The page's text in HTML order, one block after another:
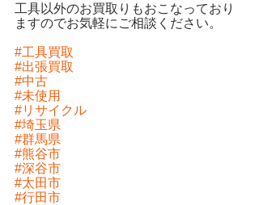
工具以外のお買取りもおこなっており
ますのでお気軽にご相談ください。
#工具買取
#出張買取
#中古
#未使用
#リサイクル
#埼玉県
#群馬県
#熊谷市
#深谷市
#太田市
#行田市